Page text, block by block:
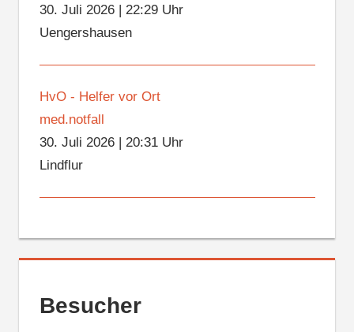
30. Juli 2026| 22:29 Uhr
Uengershausen
HvO - Helfer vor Ort
med.notfall
30. Juli 2026| 20:31 Uhr
Lindflur
Besucher